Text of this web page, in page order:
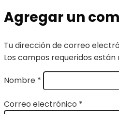
Agregar un
Tu dirección de correo
Los campos requeridos
Nombre *
Correo electrónico *